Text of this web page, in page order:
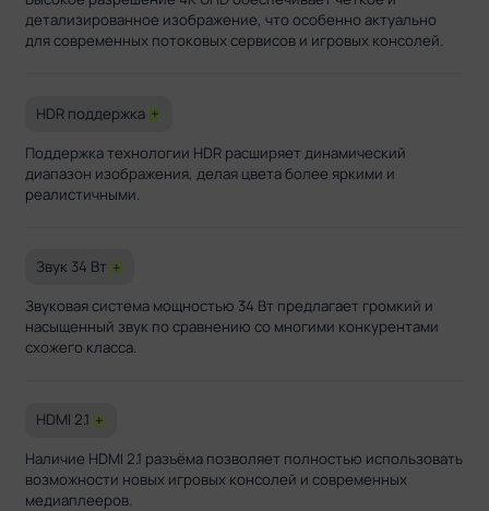
детализированное изображение, что особенно актуально
для современных потоковых сервисов и игровых консолей.
HDR поддержка +
Поддержка технологии HDR расширяет динамический
диапазон изображения, делая цвета более яркими и
реалистичными.
Звук 34 Вт +
Звуковая система мощностью 34 Вт предлагает громкий и
насыщенный звук по сравнению со многими конкурентами
схожего класса.
HDMI 2.1 +
Наличие HDMI 2.1 разъёма позволяет полностью использовать
возможности новых игровых консолей и современных
медиаплееров.